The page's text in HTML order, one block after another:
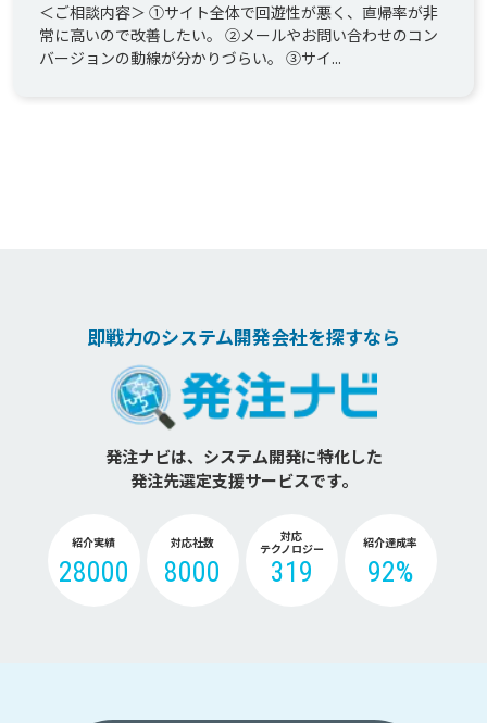
＜ご相談内容＞ ①サイト全体で回遊性が悪く、直帰率が非
常に高いので改善したい。 ②メールやお問い合わせのコン
バージョンの動線が分かりづらい。 ③サイ...
即戦力のシステム開発会社を探すなら
発注ナビは、システム開発に特化した
発注先選定支援サービスです。
紹介実績
28000
対応社数
8000
対応
テクノロジー
319
紹介達成率
92%